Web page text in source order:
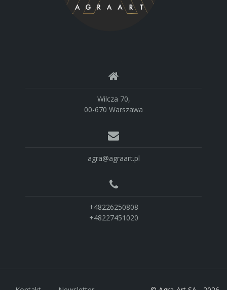
Wilcza 70,
00-670 Warszawa
agra@agraart.pl
+48226250808
+48227451020